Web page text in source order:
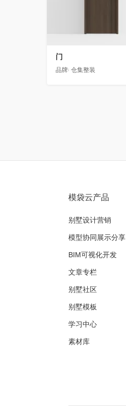
门
品牌: 仓集整装
模袋云产品
别墅设计营销
模型协同展示分享
BIM可视化开发
文章专栏
别墅社区
别墅模板
学习中心
素材库